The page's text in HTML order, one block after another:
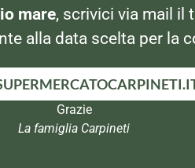
mare, scrivici via mail il
alla data scelta per la
Grazie
La famiglia Carpineti